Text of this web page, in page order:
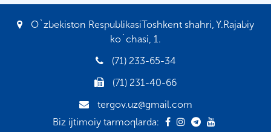
O`zbekiston RespublikasiToshkent shahri, Y.Rajabiy
ko`chasi, 1.
(71) 233-65-34
(71) 231-40-66
tergov.uz@gmail.com
Biz ijtimoiy tarmoqlarda: